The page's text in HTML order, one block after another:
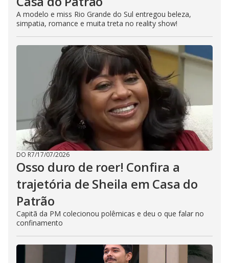
A modelo e miss Rio Grande do Sul entregou beleza,
simpatia, romance e muita treta no reality show!
DO R7/17/07/2026
Osso duro de roer! Confira a
trajetória de Sheila em Casa do
Patrão
Capitã da PM colecionou polêmicas e deu o que falar no
confinamento